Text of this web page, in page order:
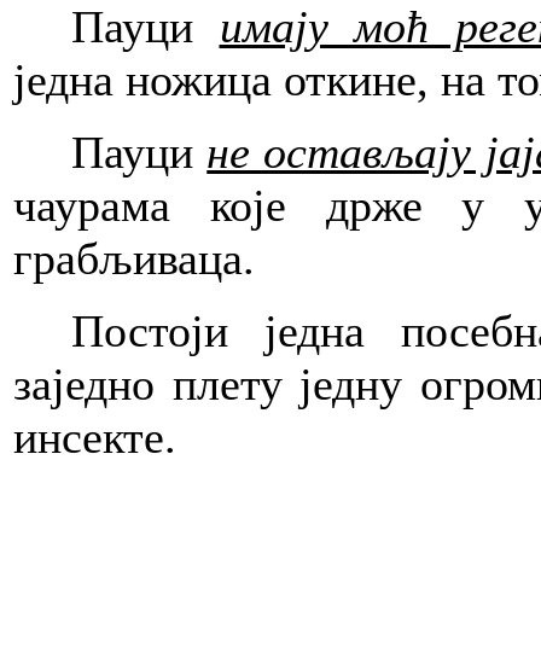
Пауци имају моћ
једна ножица откине, на
Пауци не остављају
чаурама које држе у
грабљиваца.
Постоји једна
заједно плету једну
инсекте.